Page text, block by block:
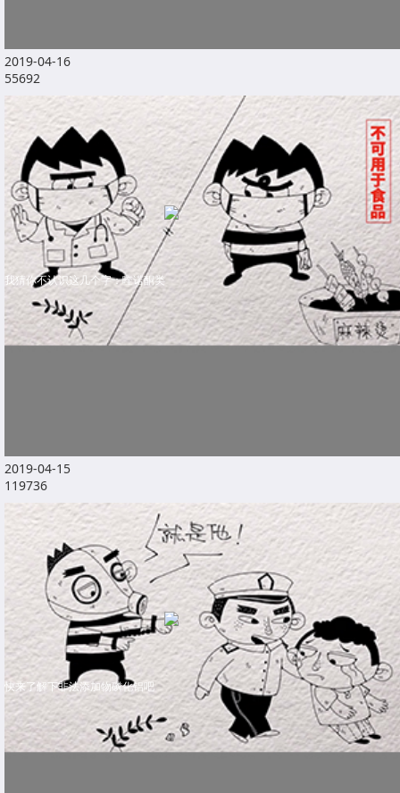
2019-04-16
55692
我猜你不认识这几个字：喹诺酮类
2019-04-15
119736
快来了解下非法添加物磷化铝吧